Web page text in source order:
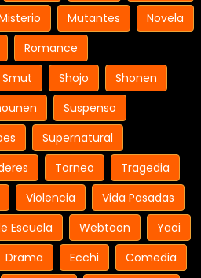
Mutantes
Novela
Romance
Smut Shojo
Shonen
Suspenso
Supernatural
Torneo
Tragedia
Violencia
Vida Pasadas
Escuela Webtoon
Yaoi
Drama Ecchi
Comedia